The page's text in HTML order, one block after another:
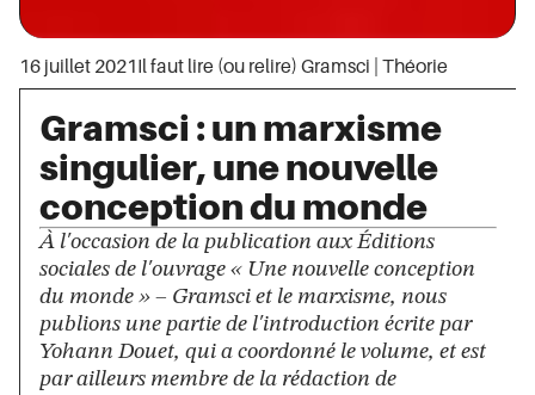
16 juillet 2021Il faut lire (ou relire) Gramsci Théorie
Gramsci : un marxisme
singulier, une nouvelle
conception du monde
À l'occasion de la publication aux Éditions
sociales de l'ouvrage « Une nouvelle conception
du monde » – Gramsci et le marxisme, nous
publions une partie de l'introduction écrite par
Yohann Douet, qui a coordonné le volume, et est
par ailleurs membre de la rédaction de